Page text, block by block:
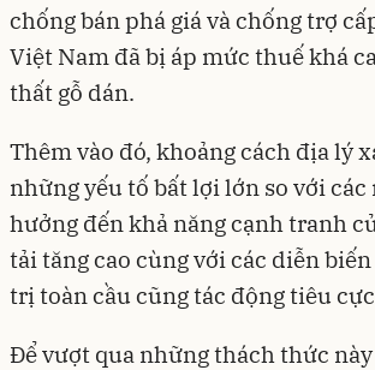
chống bán phá giá và chống trợ
Việt Nam đã bị áp mức thuế khá
thất gỗ dán.
Thêm vào đó, khoảng cách địa lý
những yếu tố bất lợi lớn so với
hưởng đến khả năng cạnh tranh
tải tăng cao cùng với các diễn
trị toàn cầu cũng tác động tiêu
Để vượt qua những thách thức